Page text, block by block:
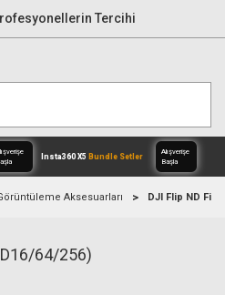
Tercihi
Setler
Aksesuarları DJI Flip ND
64/256)